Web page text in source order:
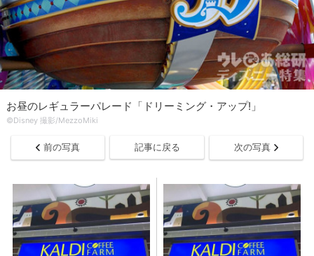
お昼のレギュラーパレード「ドリーミング・アップ!」
©︎Disney 撮影/MezzoMiki
前の写真 記事に戻る 次の写真